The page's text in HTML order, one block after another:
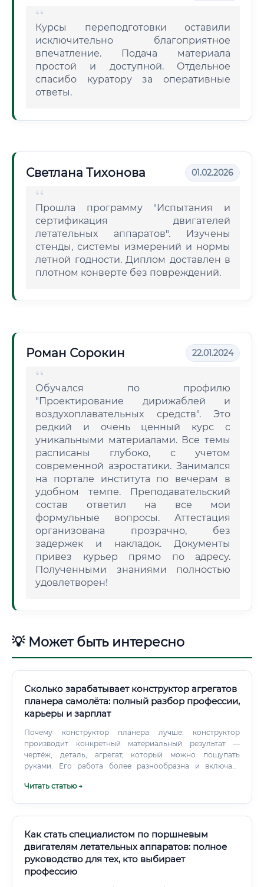
Курсы переподготовки оставили
исключительно благоприятное
впечатление. Подача материала
простой и доступной. Отдельное
спасибо куратору за оперативные
ответы.
Светлана Тихонова 01.02.2026
Прошла программу "Испытания и
сертификация двигателей
летательных аппаратов". Изучены
стенды, системы измерений и нормы
летной годности. Диплом доставлен в
плотном конверте без повреждений.
Роман Сорокин 22.01.2024
Обучался по профилю
"Проектирование дирижаблей и
воздухоплавательных средств". Это
редкий и очень ценный курс с
уникальными материалами. Все темы
расписаны глубоко, с учетом
современной аэростатики. Занимался
на портале института по вечерам в
удобном темпе. Преподавательский
состав ответил на все мои
формульные вопросы. Аттестация
организована прозрачно, без
задержек и накладок. Документы
привез курьер прямо по адресу.
Полученными знаниями полностью
удовлетворен!
💡 Может быть интересно
Сколько зарабатывает конструктор агрегатов
планера самолёта: полный разбор профессии,
карьеры и зарплат
Почему конструктор планера лучше: конструктор
производит конкретный материальный результат —
чертёж, деталь, агрегат, который можно пощупать
руками. Его работа более разнообразна и включает
конструктора, как правило, более динамичен.
Читать статью →
Как стать специалистом по поршневым
двигателям летательных аппаратов: полное
руководство для тех, кто выбирает
профессию